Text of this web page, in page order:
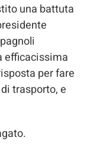
una battuta
efficacissima
per fare
trasporto, e